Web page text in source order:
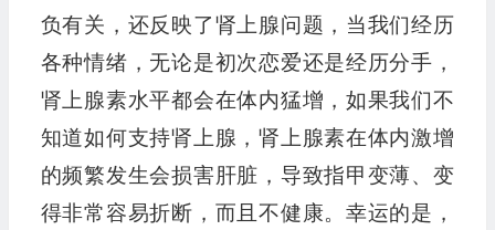
负有关，还反映了肾上腺问题，当我们经历
各种情绪，无论是初次恋爱还是经历分手，
肾上腺素水平都会在体内猛增，如果我们不
知道如何支持肾上腺，肾上腺素在体内激增
的频繁发生会损害肝脏，导致指甲变薄、变
得非常容易折断，而且不健康。幸运的是，